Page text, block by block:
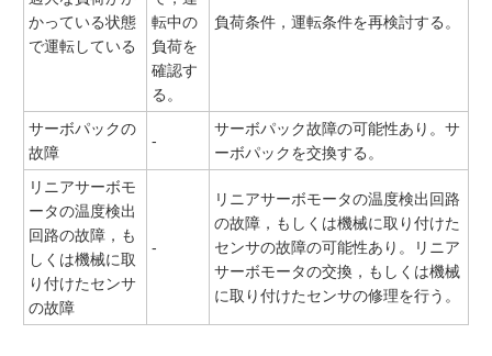
かっている状態
で運転している
転中の
負荷を
確認す
る。
負荷条件，運転条件を再検討する。
サーボパックの
故障
-
サーボパック故障の可能性あり。サ
ーボパックを交換する。
リニアサーボモ
ータの温度検出
回路の故障，も
しくは機械に取
り付けたセンサ
の故障
-
リニアサーボモータの温度検出回路
の故障，もしくは機械に取り付けた
センサの故障の可能性あり。リニア
サーボモータの交換，もしくは機械
に取り付けたセンサの修理を行う。